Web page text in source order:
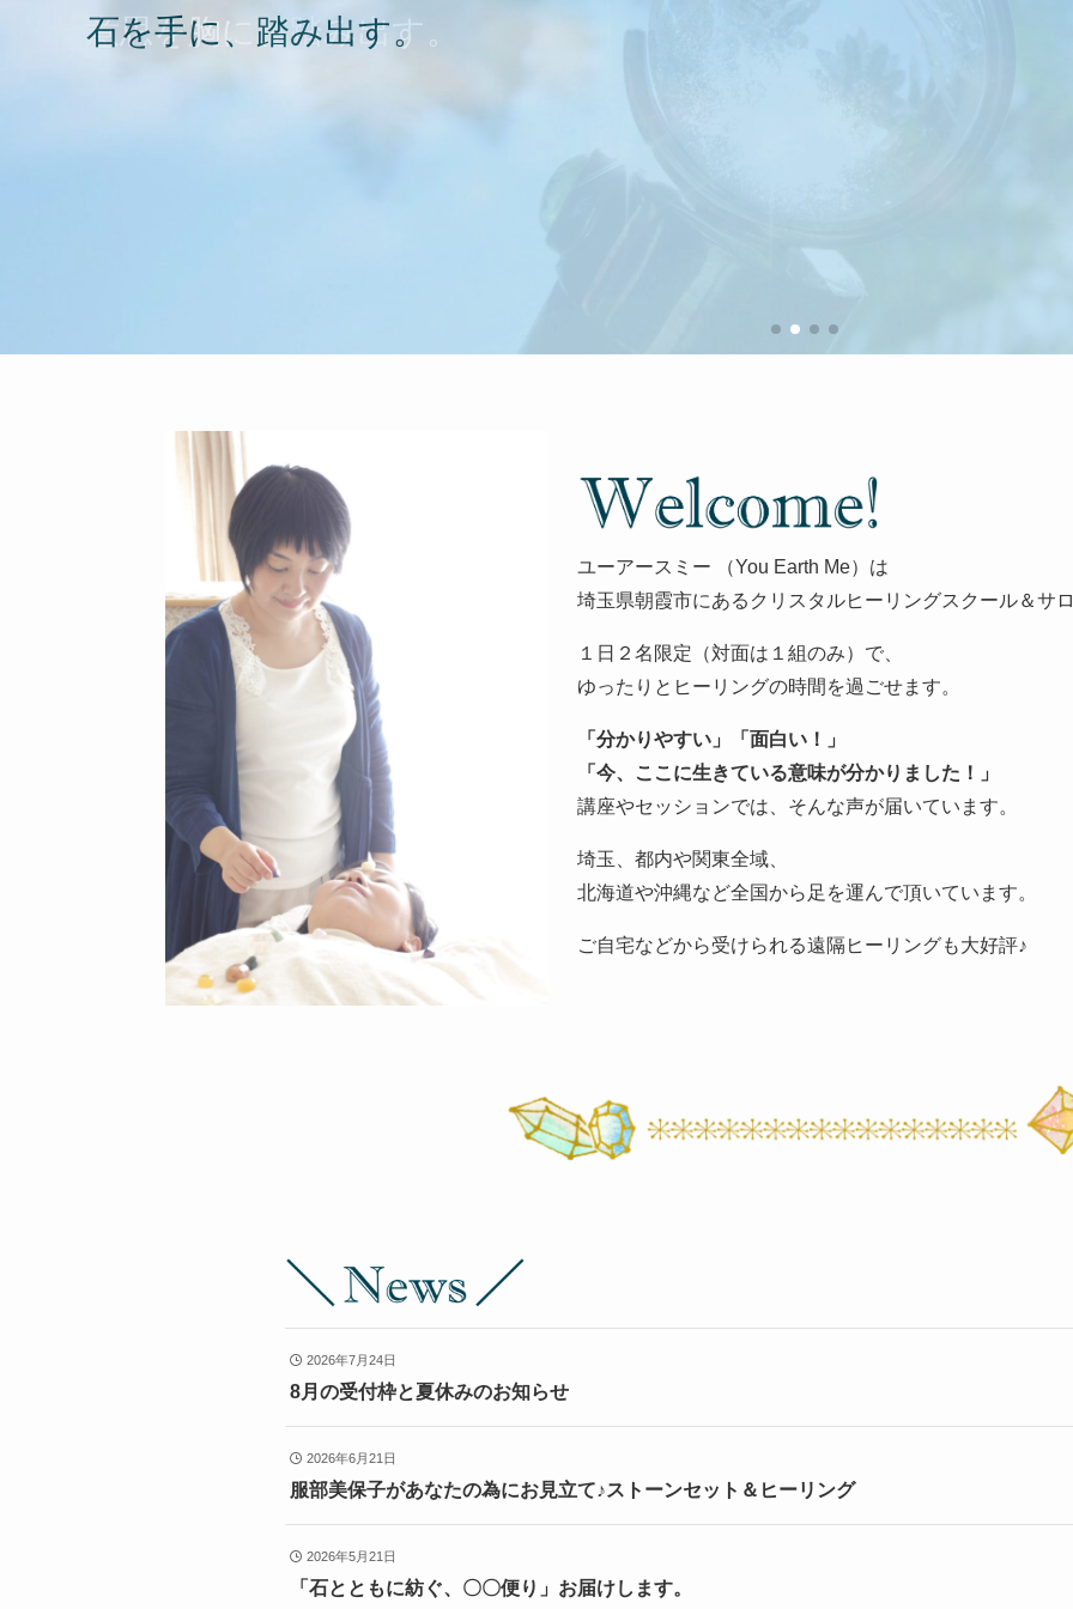
石を手に、踏み出す。
意思を胸に、踏み出す。
ユーアースミー （You Earth Me）は
埼玉県朝霞市にあるクリスタルヒーリングスクール＆サ
１日２名限定（対面は１組のみ）で、
ゆったりとヒーリングの時間を過ごせます。
「分かりやすい」「面白い！」
「今、ここに生きている意味が分かりました！」
講座やセッションでは、そんな声が届いています。
埼玉、都内や関東全域、
北海道や沖縄など全国から足を運んで頂いています。
ご自宅などから受けられる遠隔ヒーリングも大好評♪
2026年7月24日
8月の受付枠と夏休みのお知らせ
2026年6月21日
服部美保子があなたの為にお見立て♪ストーンセット＆ヒーリング
2026年5月21日
「石とともに紡ぐ、〇〇便り」お届けします。